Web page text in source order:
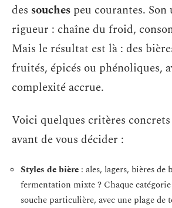
des souches peu courantes.
rigueur : chaîne du froid,
Mais le résultat est là : des
fruités, épicés ou phénoliques,
complexité accrue.
Voici quelques critères
avant de vous décider :
Styles de bière : ales, lagers, bières de
fermentation mixte ? Chaque
souche particulière, avec une plage